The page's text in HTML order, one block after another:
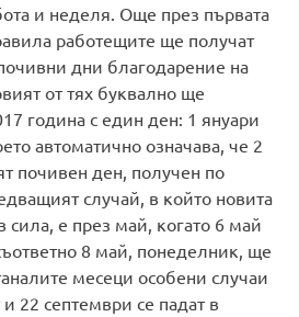
и неделя. Още през първата
работещите ще получат
дни благодарение на
от тях буквално ще
година с един ден: 1 януари
автоматично означава, че 2
почивен ден, получен по
случай, в който новита
сила, е през май, когато 6 май
8 май, понеделник, ще
месеци особени случаи
22 септември се падат в